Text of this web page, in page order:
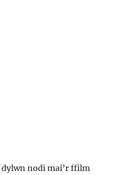
dylwn nodi mai’r ffilm